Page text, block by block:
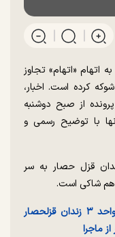
به اتهام «اتهام» تجاوز
کرده است. اخبار،
از صبح دوشنبه
با توضیح رسمی و
قزل حصار به سر
هم شاکی است.
چرا پژمان جمشیدی مستقیم به قرنطینه واحد ۳ زندان قزلحصار
ماجرا